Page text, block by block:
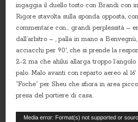
ingaggia il duello tosto con Brandi con
Rigore stavolta sulla sponda opposta,
commentare con… grandi perplessità –
dall’arbitro – , palla in mano a
acciacchi per 90′, che si prende la
2-2 ma che ahilui allarga troppo
palo. Malo avanti con reparto aereo al
“Foche” per Sheu che sfiora in area
presa del portiere di casa.
Video
Media error: Format(s) not supported or